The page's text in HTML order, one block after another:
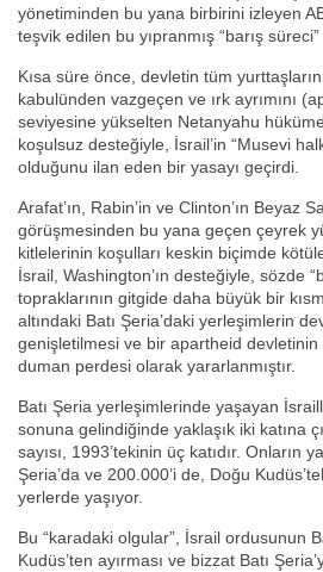
yönetiminden bu yana birbirini izleyen
teşvik edilen bu yıpranmış “barış
Kısa süre önce, devletin tüm
kabulünden vazgeçen ve ırk ayrımını
seviyesine yükselten Netanyahu
koşulsuz desteğiyle, İsrail’in “Musevi
olduğunu ilan eden bir yasayı geçirdi.
Arafat’ın, Rabin’in ve Clinton’ın Beyaz
görüşmesinden bu yana geçen çeyrek
kitlelerinin koşulları keskin biçimde
İsrail, Washington’ın desteğiyle, sözde
topraklarının gitgide daha büyük bir
altındaki Batı Şeria’daki yerleşimlerin
genişletilmesi ve bir apartheid
duman perdesi olarak yararlanmıştır.
Batı Şeria yerleşimlerinde yaşayan
sonuna gelindiğinde yaklaşık iki katına
sayısı, 1993’tekinin üç katıdır. Onların
Şeria’da ve 200.000’i de, Doğu
yerlerde yaşıyor.
Bu “karadaki olgular”, İsrail ordusunun
Kudüs’ten ayırması ve bizzat Batı